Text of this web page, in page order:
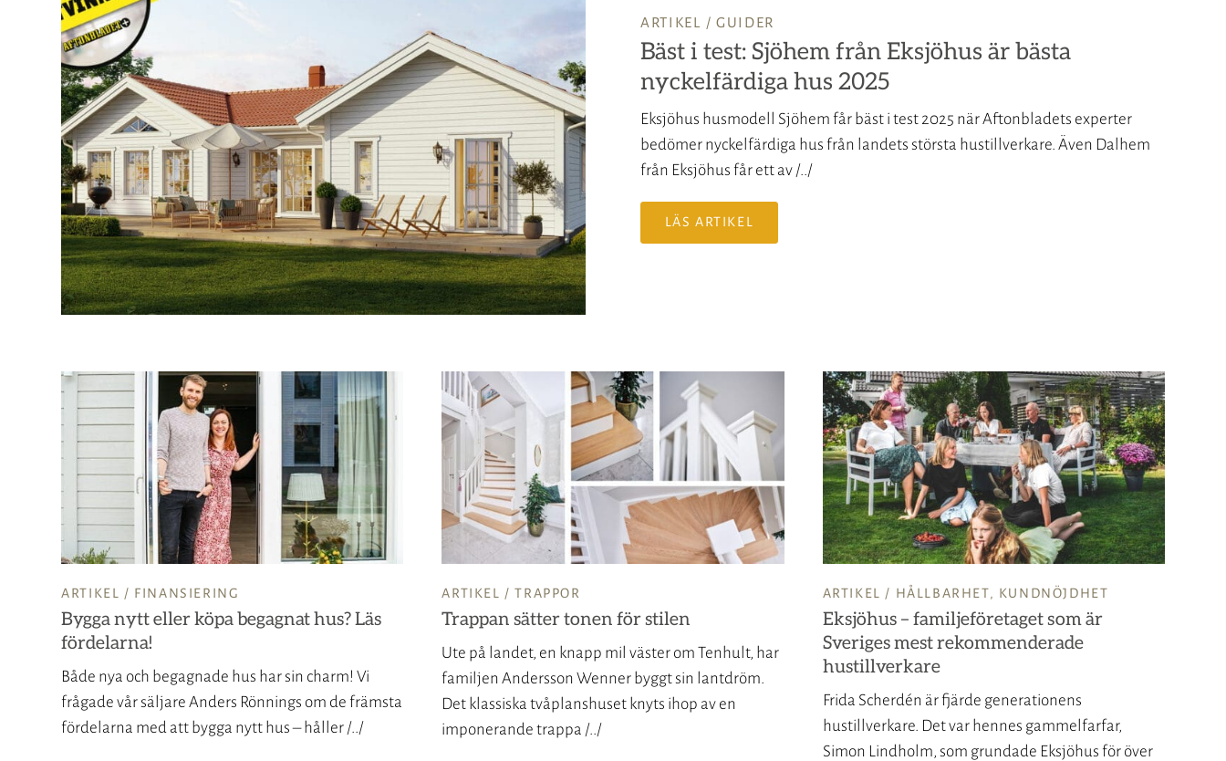
ARTIKEL / GUIDER
Bäst i test: Sjöhem från Eksjöhus är bästa
nyckelfärdiga hus 2025
Eksjöhus husmodell Sjöhem får bäst i test 2025 när Aftonbladets experter
bedömer nyckelfärdiga hus från landets största hustillverkare. Även Dalhem
från Eksjöhus får ett av /../
LÄS ARTIKEL
ARTIKEL / FINANSIERING
Bygga nytt eller köpa begagnat hus? Läs
fördelarna!
Både nya och begagnade hus har sin charm! Vi
frågade vår säljare Anders Rönnings om de främsta
fördelarna med att bygga nytt hus – håller /../
ARTIKEL /TRAPPOR
Trappan sätter tonen för stilen
Ute på landet, en knapp mil väster om Tenhult, har
familjen Andersson Wenner byggt sin lantdröm.
Det klassiska tvåplanshuset knyts ihop av en
imponerande trappa /../
ARTIKEL / HÅLLBARHET KUNDNÖJDHET
Eksjöhus – familjeföretaget som är
Sveriges mest rekommenderade
hustillverkare
Frida Scherdén är fjärde generationens
hustillverkare. Det var hennes gammelfarfar,
Simon Lindholm, som grundade Eksjöhus för över